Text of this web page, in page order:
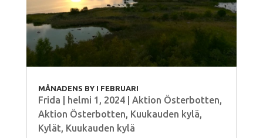
MÅNADENS BY I FEBRUARI
Frida helmi 1, 2024| Aktion Österbotten,
Aktion Österbotten, Kuukauden kylä,
Kylät, Kuukauden kylä